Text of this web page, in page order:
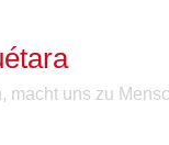
macht uns zu